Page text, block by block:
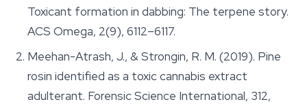
Toxicant formation in dabbing: The terpene story.
ACS Omega, 2(9), 6112–6117.
Meehan-Atrash, J., & Strongin, R. M. (2019). Pine
rosin identified as a toxic cannabis extract
adulterant. Forensic Science International, 312,